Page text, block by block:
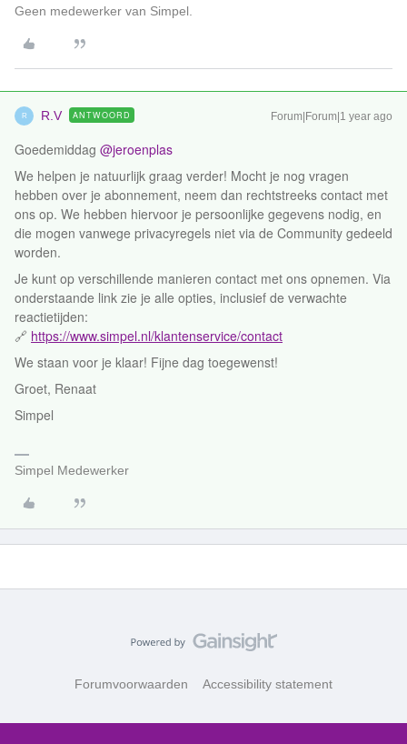
Geen medewerker van Simpel.
R R.V ANTWOORD Forum|Forum|1 year ago
Goedemiddag ​ @jeroenplas
We helpen je natuurlijk graag verder! Mocht je nog vragen
hebben over je abonnement, neem dan rechtstreeks contact met
ons op. We hebben hiervoor je persoonlijke gegevens nodig, en
die mogen vanwege privacyregels niet via de Community gedeeld
worden.
Je kunt op verschillende manieren contact met ons opnemen. Via
onderstaande link zie je alle opties, inclusief de verwachte
reactietijden:
🔗 https://www.simpel.nl/klantenservice/contact
We staan voor je klaar! Fijne dag toegewenst!
Groet, Renaat
Simpel
Simpel Medewerker
Forumvoorwaarden Accessibility statement